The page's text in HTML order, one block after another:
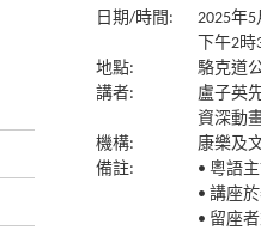
日期/時間:
2025年
下午2
地點:
駱克道
講者:
盧子英
資深動
機構:
康樂及
備註:
• 粵語
• 講座
• 留座